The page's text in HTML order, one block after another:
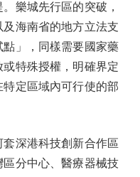
樂城先行區的突破，
海南省的地方立法支
」，同樣需要國家藥
特殊授權，明確界定
定區域內可行使的部
深港科技創新合作區
分中心、醫療器械技